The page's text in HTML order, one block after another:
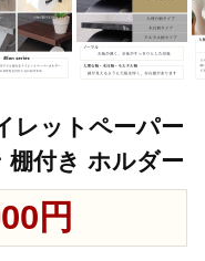
レットペーパー
付き ホルダー
円